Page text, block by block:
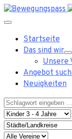
Startseite
Das sind wir
Unsere
Angebot
Neuigkeiten